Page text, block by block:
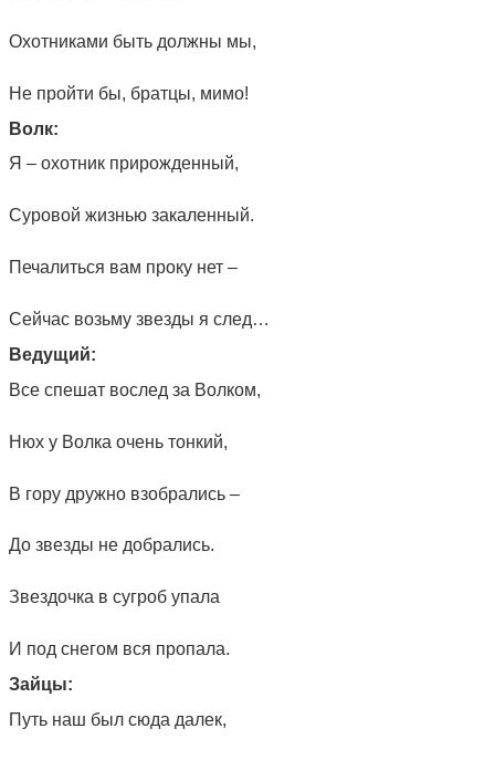
Охотниками быть должны мы,
Не пройти бы, братцы, мимо!
Волк:
Я – охотник прирожденный,
Суровой жизнью закаленный.
Печалиться вам проку нет –
Сейчас возьму звезды я след…
Ведущий:
Все спешат вослед за Волком,
Нюх у Волка очень тонкий,
В гору дружно взобрались –
До звезды не добрались.
Звездочка в сугроб упала
И под снегом вся пропала.
Зайцы:
Путь наш был сюда далек,